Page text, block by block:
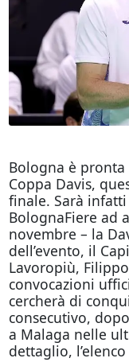
Bologna è
Coppa Davis,
finale. Sarà infatti
BolognaFiere ad
novembre – la
dell’evento, il
Lavoropiù,
convocazioni
cercherà di
consecutivo,
a Malaga nelle
dettaglio,